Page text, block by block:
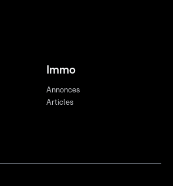
Immo
Annonces
Articles